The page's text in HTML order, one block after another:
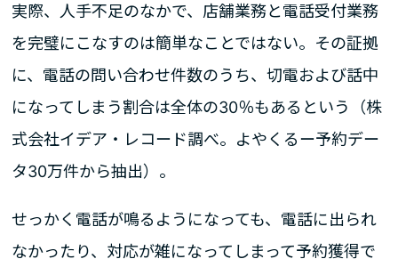
実際、人手不足のなかで、店舗業務と電話受付業務
を完璧にこなすのは簡単なことではない。その証拠
に、電話の問い合わせ件数のうち、切電および話中
になってしまう割合は全体の30％もあるという（株
式会社イデア・レコード調べ。よやくるー予約デー
タ30万件から抽出）。
せっかく電話が鳴るようになっても、電話に出られ
なかったり、対応が雑になってしまって予約獲得で